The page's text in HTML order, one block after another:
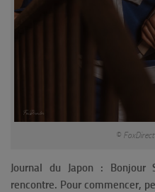
©
Journal du Japon :
rencontre. Pour commencer,